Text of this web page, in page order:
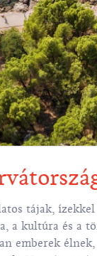
tájak,
a kultúra és a
emberek